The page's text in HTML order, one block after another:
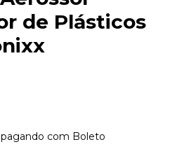
de Plásticos
com Boleto